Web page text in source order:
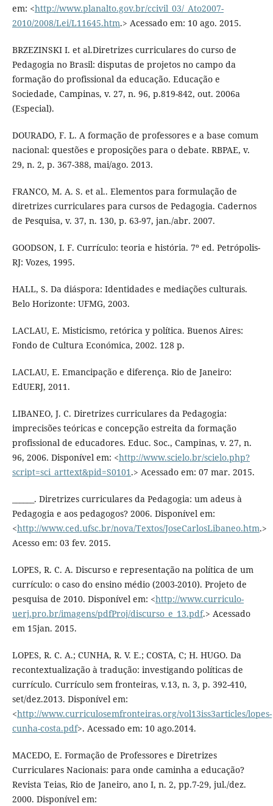
em: <http://www.planalto.gov.br/ccivil_03/_Ato2007-
2010/2008/Lei/L11645.htm.> Acessado em: 10 ago. 2015.
BRZEZINSKI I. et al.Diretrizes curriculares do curso de
Pedagogia no Brasil: disputas de projetos no campo da
formação do profissional da educação. Educação e
Sociedade, Campinas, v. 27, n. 96, p.819-842, out. 2006a
(Especial).
DOURADO, F. L. A formação de professores e a base comum
nacional: questões e proposições para o debate. RBPAE, v.
29, n. 2, p. 367-388, mai/ago. 2013.
FRANCO, M. A. S. et al.. Elementos para formulação de
diretrizes curriculares para cursos de Pedagogia. Cadernos
de Pesquisa, v. 37, n. 130, p. 63-97, jan./abr. 2007.
GOODSON, I. F. Currículo: teoria e história. 7º ed. Petrópolis-
RJ: Vozes, 1995.
HALL, S. Da diáspora: Identidades e mediações culturais.
Belo Horizonte: UFMG, 2003.
LACLAU, E. Misticismo, retórica y política. Buenos Aires:
Fondo de Cultura Económica, 2002. 128 p.
LACLAU, E. Emancipação e diferença. Rio de Janeiro:
EdUERJ, 2011.
LIBANEO, J. C. Diretrizes curriculares da Pedagogia:
imprecisões teóricas e concepção estreita da formação
profissional de educadores. Educ. Soc., Campinas, v. 27, n.
96, 2006. Disponível em: <http://www.scielo.br/scielo.php?
script=sci_arttext&pid=S0101.> Acessado em: 07 mar. 2015.
______. Diretrizes curriculares da Pedagogia: um adeus à
Pedagogia e aos pedagogos? 2006. Disponível em:
<http://www.ced.ufsc.br/nova/Textos/JoseCarlosLibaneo.htm.>
Acesso em: 03 fev. 2015.
LOPES, R. C. A. Discurso e representação na política de um
currículo: o caso do ensino médio (2003-2010). Projeto de
pesquisa de 2010. Disponível em: <http://www.curriculo-
uerj.pro.br/imagens/pdfProj/discurso_e_13.pdf.> Acessado
em 15jan. 2015.
LOPES, R. C. A.; CUNHA, R. V. E.; COSTA, C; H. HUGO. Da
recontextualização à tradução: investigando políticas de
currículo. Currículo sem fronteiras, v.13, n. 3, p. 392-410,
set/dez.2013. Disponível em:
<http://www.curriculosemfronteiras.org/vol13iss3articles/lopes-
cunha-costa.pdf>. Acessado em: 10 ago.2014.
MACEDO, E. Formação de Professores e Diretrizes
Curriculares Nacionais: para onde caminha a educação?
Revista Teias, Rio de Janeiro, ano I, n. 2, pp.7-29, jul./dez.
2000. Disponível em: